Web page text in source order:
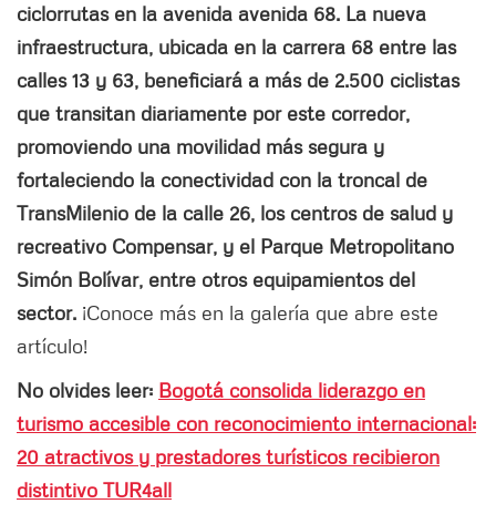
ciclorrutas en la avenida avenida 68. La nueva
infraestructura, ubicada en la carrera 68 entre las
calles 13 y 63, beneficiará a más de 2.500 ciclistas
que transitan diariamente por este corredor,
promoviendo una movilidad más segura y
fortaleciendo la conectividad con la troncal de
TransMilenio de la calle 26, los centros de salud y
recreativo Compensar, y el Parque Metropolitano
Simón Bolívar, entre otros equipamientos del
sector. ¡Conoce más en la galería que abre este
artículo!
No olvides leer: Bogotá consolida liderazgo en
turismo accesible con reconocimiento internacional:
20 atractivos y prestadores turísticos recibieron
distintivo TUR4all